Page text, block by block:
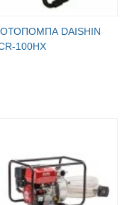
DAISHIN
100HX